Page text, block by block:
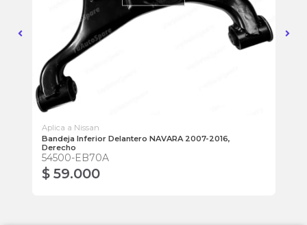
Aplica a Nissan
Bandeja Inferior Delantero NAVARA 2007-2016,
Derecho
54500-EB70A
$ 59.000